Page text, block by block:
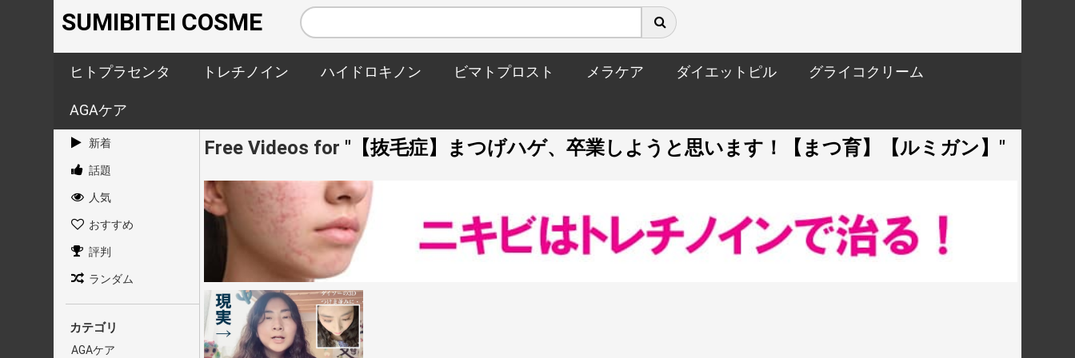
SUMIBITEI COSME
ヒトプラセンタ トレチノイン ハイドロキノン ビマトプロスト メラケア ダイエットピル グライコクリーム
AGAケア
新着
話題
人気
おすすめ
評判
ランダム
カテゴリ
AGAケア
Free Videos for "【抜毛症】まつげハゲ、卒業しようと思います！【まつ育】【ルミガン】"